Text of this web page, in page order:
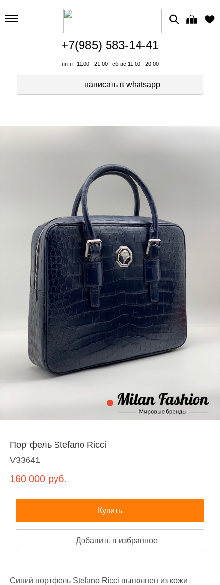
+7(985) 583-14-41
пн-пт 11:00 - 21:00 сб-вс 11:00 - 20:00
написать в whatsapp
Портфель Stefano Ricci
V33641
160 000 руб.
Купить
Добавить в избранное
Синий портфель Stefano Ricci выполнен из кожи